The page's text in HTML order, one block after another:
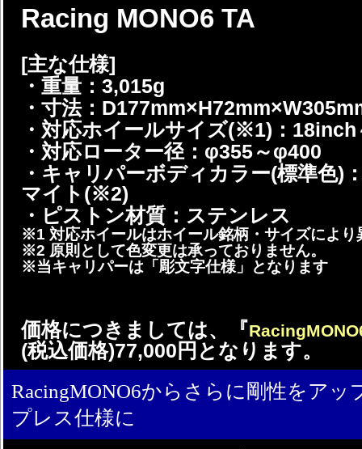
Racing MONO6 TA
[主な仕様]
・重量：3,015g
・寸法：
・対応ホイールサイズ(※1)：18inch
・対応ローター径：φ355～φ400
・キャリパーボディカラー(標準色)
マイト(※2)
・ピストン材質：ステンレス
※1 対応ホイールはホイール銘柄・サイズにより
※2 原則として色変更は承っておりません。
※当キャリパーは「彫文字仕様」となります
価格につきましては、『
(税込価格)77,000円となります。
RacingMONO6からさらに剛性をア
プレス仕様に